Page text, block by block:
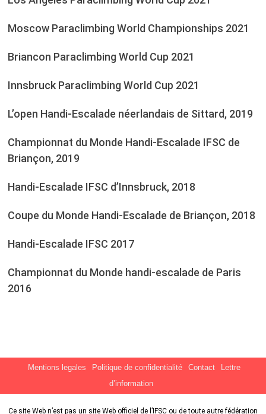
Moscow Paraclimbing World Championships 2021
Briancon Paraclimbing World Cup 2021
Innsbruck Paraclimbing World Cup 2021
L’open Handi-Escalade néerlandais de Sittard, 2019
Championnat du Monde Handi-Escalade IFSC de
Briançon, 2019
Handi-Escalade IFSC d’Innsbruck, 2018
Coupe du Monde Handi-Escalade de Briançon, 2018
Handi-Escalade IFSC 2017
Championnat du Monde handi-escalade de Paris
2016
Mentions legales Politique de confidentialité Contact
Lettre
d’information
Ce site Web n’est pas un site Web officiel de l’IFSC ou de toute autre fédération